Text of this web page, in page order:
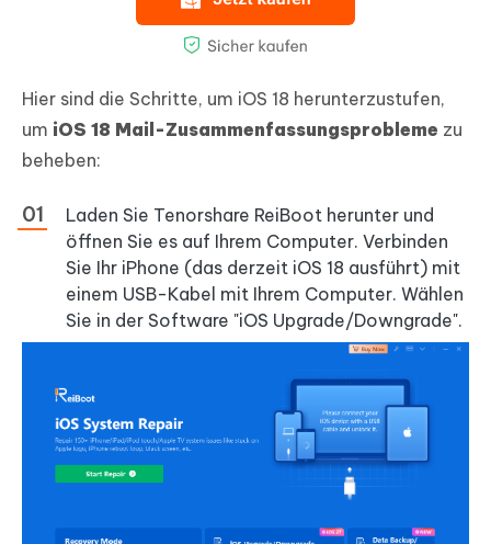
Hier sind die Schritte, um iOS 18 herunterzustufen,
um iOS 18 Mail-Zusammenfassungsprobleme zu
beheben:
Laden Sie Tenorshare ReiBoot herunter und
öffnen Sie es auf Ihrem Computer. Verbinden
Sie Ihr iPhone (das derzeit iOS 18 ausführt) mit
einem USB-Kabel mit Ihrem Computer. Wählen
Sie in der Software "iOS Upgrade/Downgrade".